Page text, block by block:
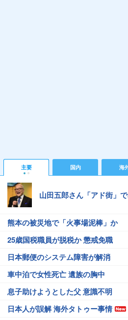
主要 国内 海
山田五郎さん「アド街」
熊本の被災地で「火事場泥棒」か
25歳国税職員が脱税か 懲戒免職
日本郵便のシステム障害が解消
車中泊で女性死亡 遺族の胸中
息子助けようとした父 意識不明
日本人が誤解 海外タトゥー事情